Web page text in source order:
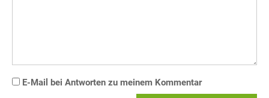
E-Mail bei Antworten zu meinem Kommentar